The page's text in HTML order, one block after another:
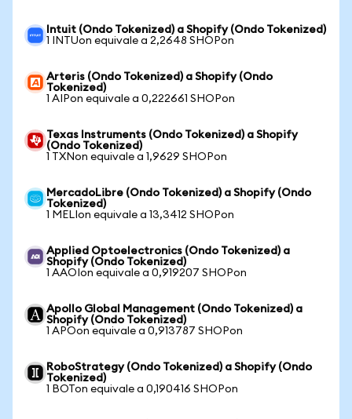
Intuit (Ondo Tokenized) a Shopify (Ondo Tokenized)
1 INTUon equivale a 2,2648 SHOPon
Arteris (Ondo Tokenized) a Shopify (Ondo
Tokenized)
1 AIPon equivale a 0,222661 SHOPon
Texas Instruments (Ondo Tokenized) a Shopify
(Ondo Tokenized)
1 TXNon equivale a 1,9629 SHOPon
MercadoLibre (Ondo Tokenized) a Shopify (Ondo
Tokenized)
1 MELIon equivale a 13,3412 SHOPon
Applied Optoelectronics (Ondo Tokenized) a
Shopify (Ondo Tokenized)
1 AAOIon equivale a 0,919207 SHOPon
Apollo Global Management (Ondo Tokenized) a
Shopify (Ondo Tokenized)
1 APOon equivale a 0,913787 SHOPon
RoboStrategy (Ondo Tokenized) a Shopify (Ondo
Tokenized)
1 BOTon equivale a 0,190416 SHOPon